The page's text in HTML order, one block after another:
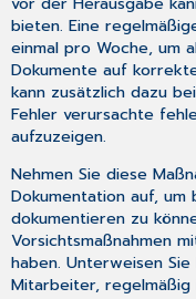
bieten. Eine
einmal pro Woche, um
Dokumente auf
kann zusätzlich dazu
Fehler verursachte
aufzuzeigen.
Nehmen Sie diese
Dokumentation auf,
dokumentieren zu
Vorsichtsmaßnahmen
haben. Unterweisen
Mitarbeiter,